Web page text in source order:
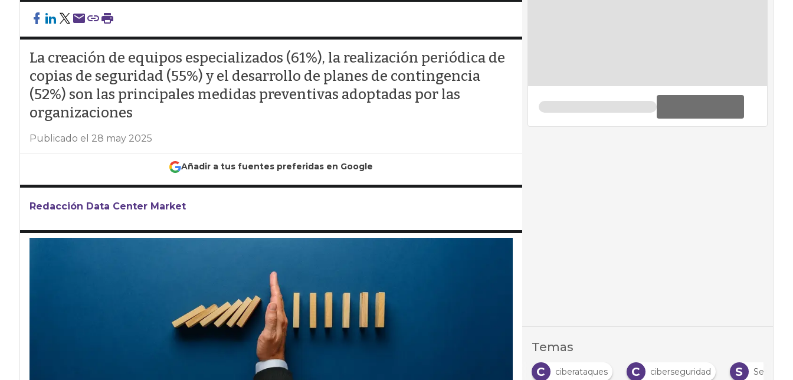
La creación de equipos especializados (61%), la realización periódica de
copias de seguridad (55%) y el desarrollo de planes de contingencia
(52%) son las principales medidas preventivas adoptadas por las
organizaciones
Publicado el 28 may 2025
Añadir a tus fuentes preferidas en Google
Redacción Data Center Market
Temas
C ciberataques C ciberseguridad S